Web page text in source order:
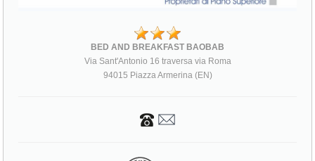
BED AND BREAKFAST BAOBAB
Via Sant'Antonio 16 traversa via Roma
94015 Piazza Armerina (EN)